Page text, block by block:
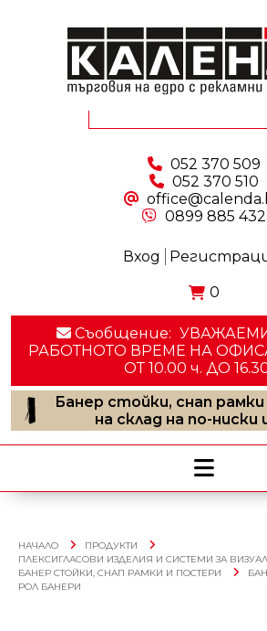
052 370 509
052 370 510
0899 885 432
Вход
0
Съобщение:
РАБОТНОТО ВРЕМЕ НА
ОТ 10.00 ч. ДО
Банер стойки, снап
на склад на по-ниски
НАЧАЛО
ПРОДУКТИ
ПЛЕКСИГЛАСОВИ ИЗДЕЛИЯ И СИСТЕМИ ЗА
БАНЕР СТОЙКИ, СНАП РАМКИ И ПОСТЕРИ
РОЛ БАНЕРИ